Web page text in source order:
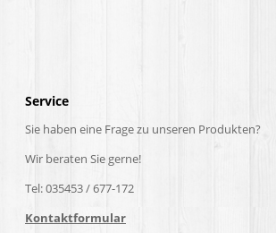
Service
Sie haben eine Frage zu unseren Produkten?
Wir beraten Sie gerne!
Tel: 035453 / 677-172
Kontaktformular